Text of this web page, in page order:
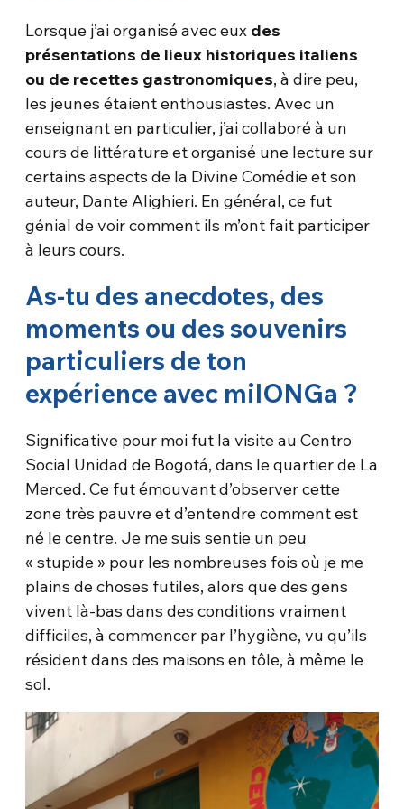
Lorsque j’ai organisé avec eux des
présentations de lieux historiques italiens
ou de recettes gastronomiques, à dire peu,
les jeunes étaient enthousiastes. Avec un
enseignant en particulier, j’ai collaboré à un
cours de littérature et organisé une lecture sur
certains aspects de la Divine Comédie et son
auteur, Dante Alighieri. En général, ce fut
génial de voir comment ils m’ont fait participer
à leurs cours.
As-tu des anecdotes, des
moments ou des souvenirs
particuliers de ton
expérience avec milONGa ?
Significative pour moi fut la visite au Centro
Social Unidad de Bogotá, dans le quartier de La
Merced. Ce fut émouvant d’observer cette
zone très pauvre et d’entendre comment est
né le centre. Je me suis sentie un peu
« stupide » pour les nombreuses fois où je me
plains de choses futiles, alors que des gens
vivent là-bas dans des conditions vraiment
difficiles, à commencer par l’hygiène, vu qu’ils
résident dans des maisons en tôle, à même le
sol.